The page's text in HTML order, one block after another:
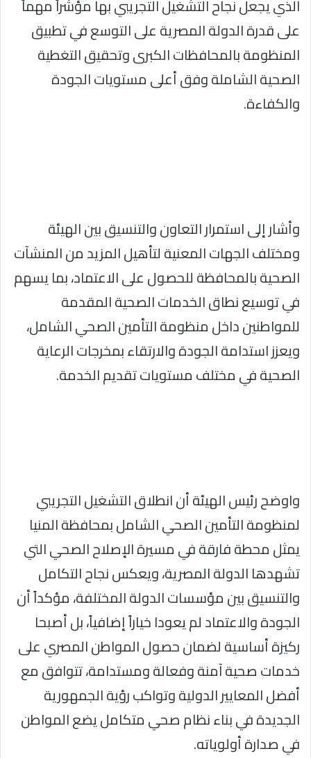
الذي يجعل نجاح التشغيل التجريبي بها مؤشراً مهماً
على قدرة الدولة المصرية على التوسع في تطبيق
المنظومة بالمحافظات الكبرى وتحقيق التغطية
الصحية الشاملة وفق أعلى مستويات الجودة
والكفاءة.
وأشار إلى استمرار التعاون والتنسيق بين الهيئة
ومختلف الجهات المعنية لتأهيل المزيد من المنشآت
الصحية بالمحافظة للحصول على الاعتماد، بما يسهم
في توسيع نطاق الخدمات الصحية المقدمة
للمواطنين داخل منظومة التأمين الصحي الشامل،
ويعزز استدامة الجودة والارتقاء بمخرجات الرعاية
الصحية في مختلف مستويات تقديم الخدمة.
واوضح رئيس الهيئة أن انطلاق التشغيل التجريبي
لمنظومة التأمين الصحي الشامل بمحافظة المنيا
يمثل محطة فارقة في مسيرة الإصلاح الصحي التي
تشهدها الدولة المصرية، ويعكس نجاح التكامل
والتنسيق بين مؤسسات الدولة المختلفة، مؤكداً أن
الجودة والاعتماد لم يعودا خياراً إضافياً، بل أصبحا
ركيزة أساسية لضمان حصول المواطن المصري على
خدمات صحية آمنة وفعالة ومستدامة، تتوافق مع
أفضل المعايير الدولية وتواكب رؤية الجمهورية
الجديدة في بناء نظام صحي متكامل يضع المواطن
في صدارة أولوياته.